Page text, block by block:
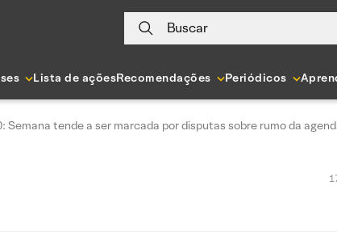
Buscar
Lista de açõesRecomendações Periódicos
Semana tende a ser marcada por disputas sobre rumo da